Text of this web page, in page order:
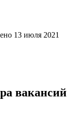
13 июля 2021
вакансий